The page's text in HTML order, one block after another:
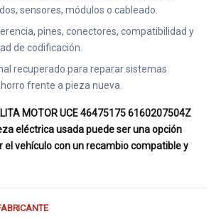
sensores, módulos o cableado.
pines, conectores, compatibilidad y
de codificación.
recuperado para reparar sistemas
frente a pieza nueva.
MOTOR UCE 46475175 6160207504Z
eléctrica usada puede ser una opción
el vehículo con un recambio compatible y